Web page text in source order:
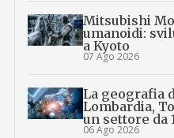
Mitsubishi
umanoidi:
a Kyoto
07 Ago 2026
La geografia
Lombardia,
un settore da
06 Ago 2026